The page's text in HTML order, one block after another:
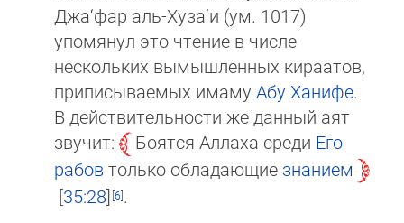
Джа‘фар аль-Хуза‘и (ум. 1017)
упомянул это чте­ние в числе
нескольких вымышленных кираатов,
приписываемых имаму Абу Ханифе.
В действительности же дан­ный аят
звучит:
Боятся Аллаха среди Его
рабов только обладающие знанием
35:28
.